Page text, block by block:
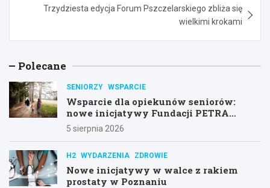
Trzydziesta edycja Forum Pszczelarskiego zbliża się
wielkimi krokami
Polecane
SENIORZY WSPARCIE
Wsparcie dla opiekunów seniorów:
nowe inicjatywy Fundacji PETRA
Senior
5 sierpnia 2026
H2 WYDARZENIA ZDROWIE
Nowe inicjatywy w walce z rakiem
prostaty w Poznaniu